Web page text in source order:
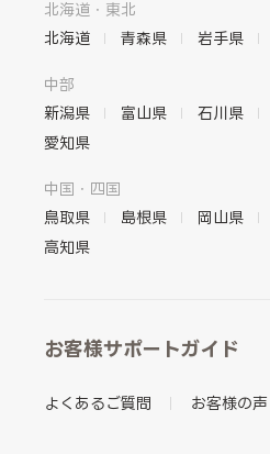
北海道・東北
北海道
青森県 岩手県
中部
新潟県
富山県 石川県
愛知県
中国・四国
鳥取県
島根県 岡山県
高知県
お客様サポートガイド
よくあるご質問 お客様の声